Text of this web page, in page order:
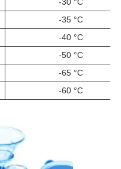
-35 °C
-40 °C
-50 °C
-65 °C
-60 °C